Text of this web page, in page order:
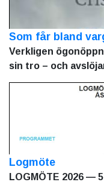
Som får bland
Verkligen
sin tro – och
Logmöte
LOGMÖTE 2026 —